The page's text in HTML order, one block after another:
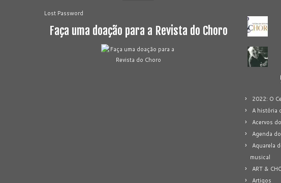
Lost Password
Faça uma doação para a Revista do Choro
2022: O
A história
Acervos
Agenda
Aquarela
musical
ART &
Artigos